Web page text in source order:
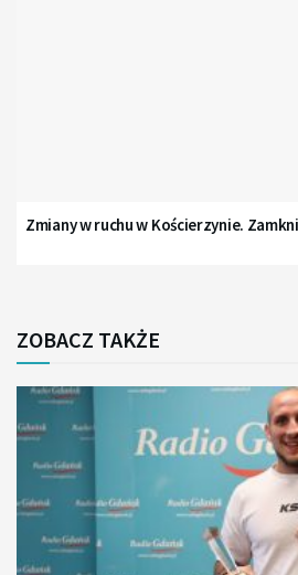
Zmiany w ruchu w Kościerzynie.
ZOBACZ TAKŻE